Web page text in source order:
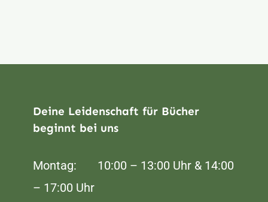
Deine Leidenschaft für Bücher
beginnt bei uns
Montag: 10:00 – 13:00 Uhr & 14:00
– 17:00 Uhr